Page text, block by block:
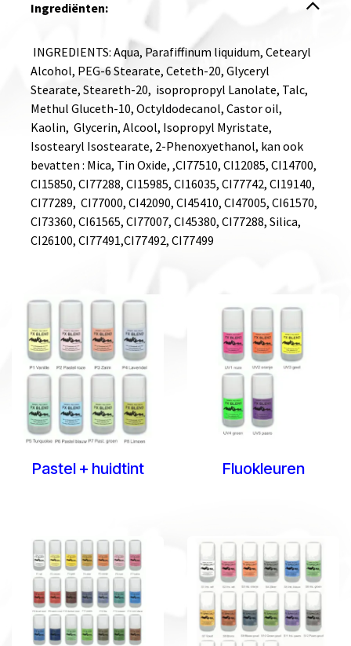
Ingrediënten:
INGREDIENTS: Aqua, Parafiffinum liquidum, Cetearyl
Alcohol, PEG-6 Stearate, Ceteth-20, Glyceryl
Stearate, Steareth-20, isopropropyl Lanolate, Talc,
Methul Gluceth-10, Octyldodecanol, Castor oil,
Kaolin, Glycerin, Alcool, Isopropyl Myristate,
Isostearyl Isostearate, 2-Phenoxyethanol, kan ook
bevatten : Mica, Tin Oxide, ,CI77510, CI12085, CI14700,
CI15850, CI77288, CI15985, CI16035, CI77742, CI19140,
CI77289, CI77000, CI42090, CI45410, CI47005, CI61570,
CI73360, CI61565, CI77007, CI45380, CI77288, Silica,
CI26100, CI77491,CI77492, CI77499
Pastel + huidtint Fluokleuren